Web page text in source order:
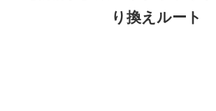
り換えルート